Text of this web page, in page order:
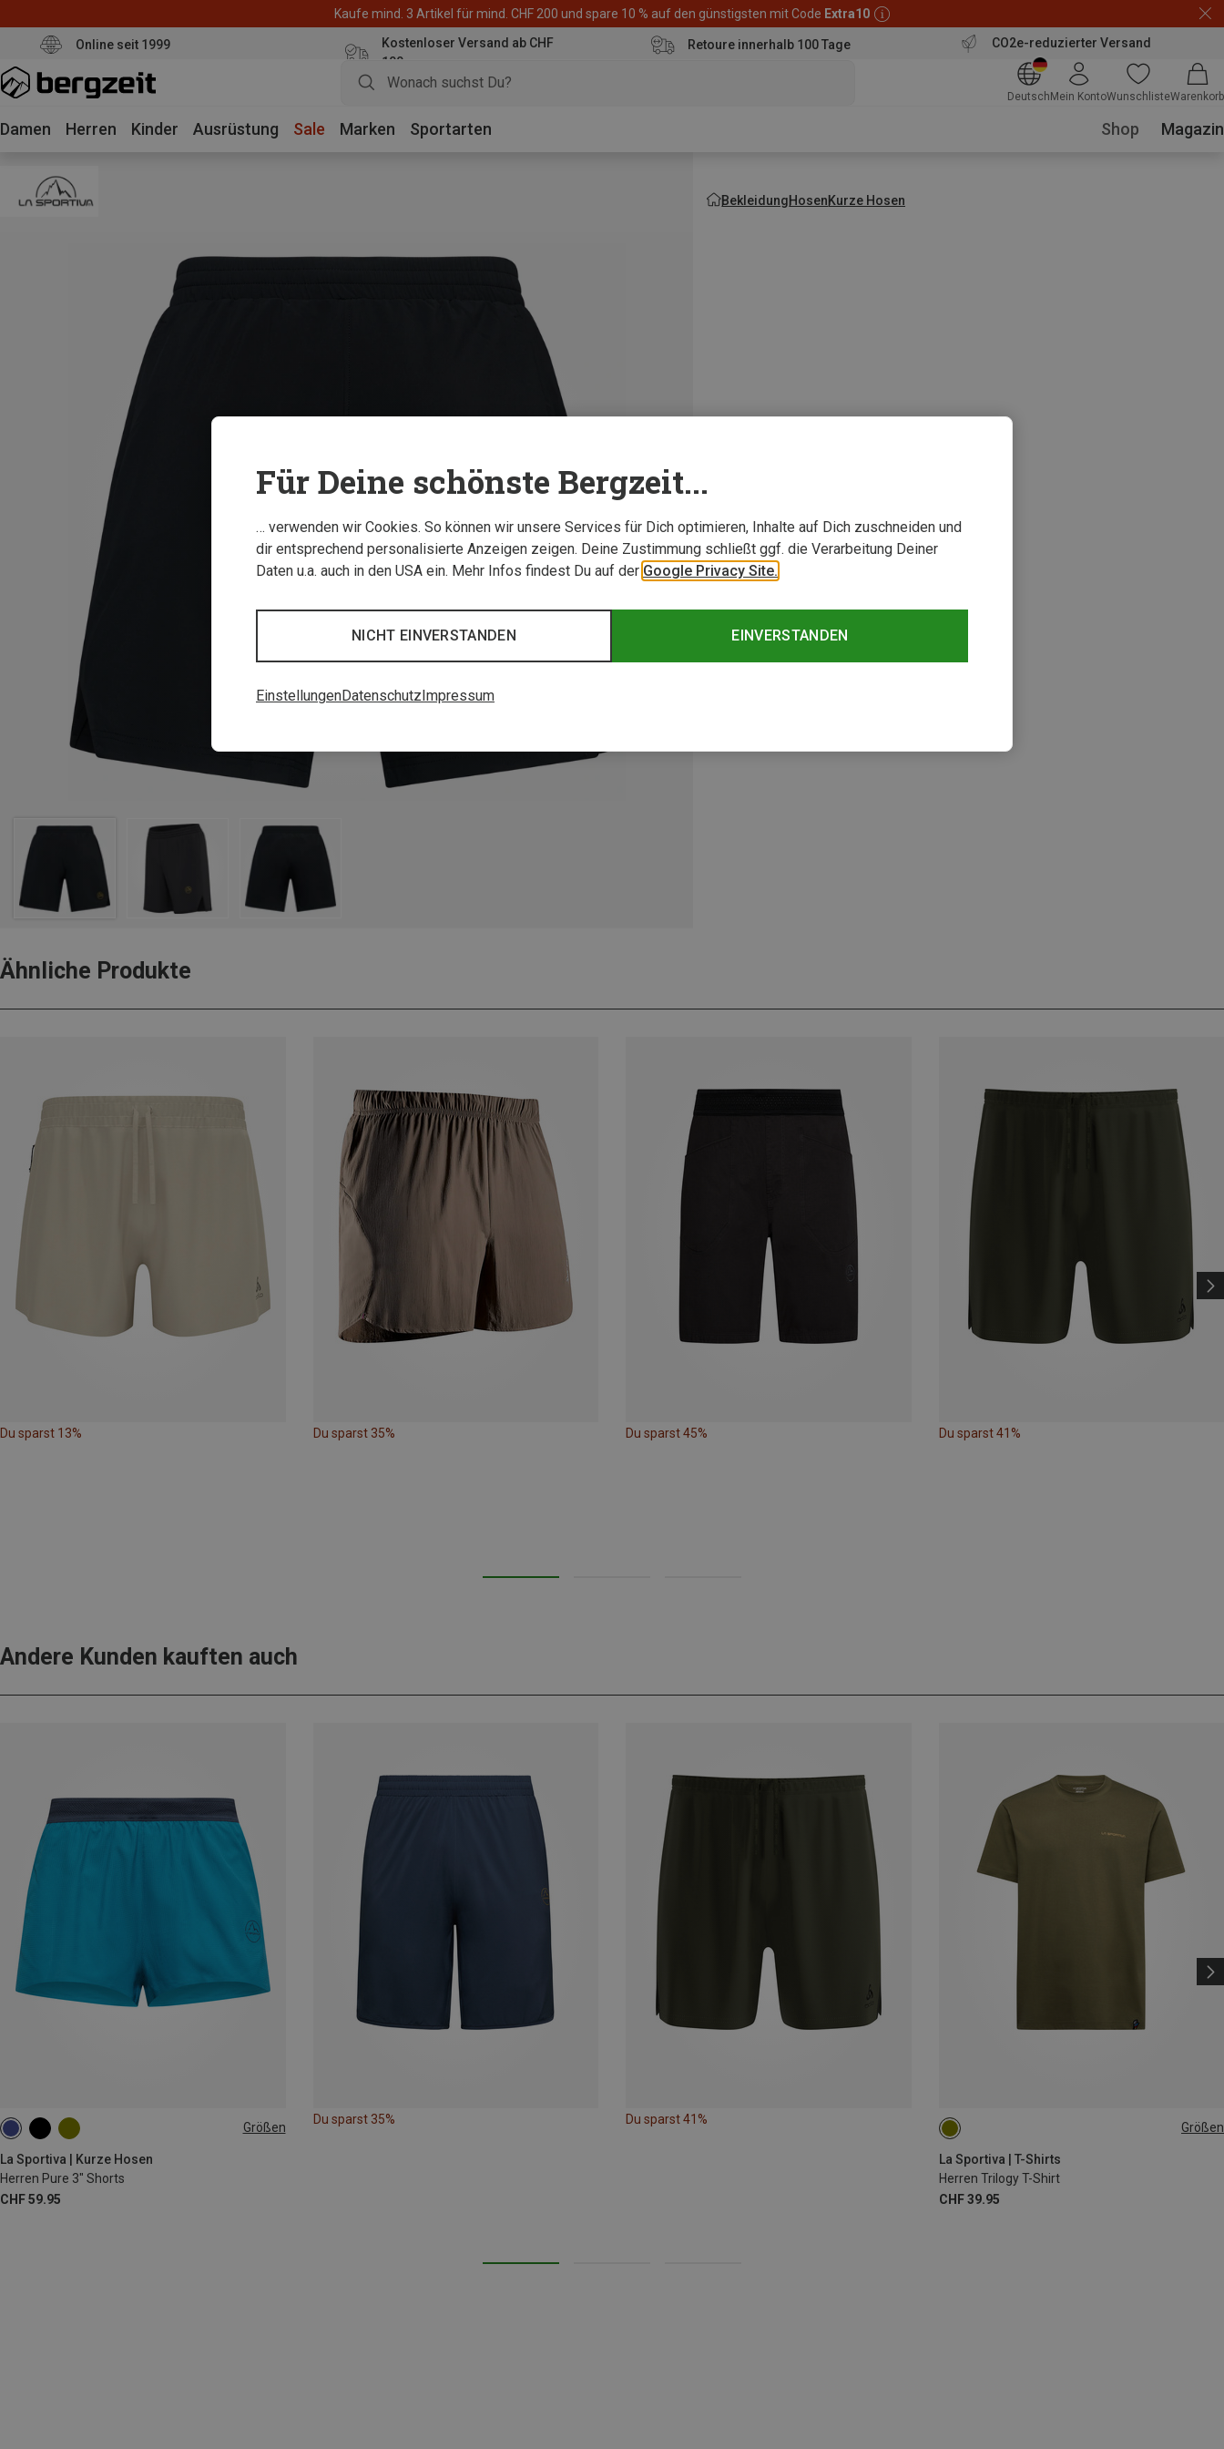
Kaufe mind. 3 Artikel für mind. CHF 200 und spare 10 % auf den günstigsten mit Code Extra10
Online seit 1999
Kostenloser Versand ab CHF
100
Retoure innerhalb 100 Tage CO2e-reduzierter Versand
Deutsch Mein KontoWunschlisteWarenkorb
Damen Herren Kinder Ausrüstung Sale Marken Sportarten Shop Magazin
BekleidungHosenKurze Hosen
Ähnliche Produkte
Du sparst 13% Du sparst 35% Du sparst 45% Du sparst 41%
Andere Kunden kauften auch
Größen
La Sportiva | Kurze Hosen
Herren Pure 3" Shorts
CHF 59.95
L XL
Du sparst 35% Du sparst 41%
Größen
La Sportiva | T-Shirts
Herren Trilogy T-Shirt
CHF 39.95
XS
Für Deine schönste Bergzeit...
… verwenden wir Cookies. So können wir unsere Services für Dich optimieren, Inhalte auf Dich zuschneiden und
dir entsprechend personalisierte Anzeigen zeigen. Deine Zustimmung schließt ggf. die Verarbeitung Deiner
Daten u.a. auch in den USA ein. Mehr Infos findest Du auf der Google Privacy Site.
EINVERSTANDEN
NICHT EINVERSTANDEN
EinstellungenDatenschutz Impressum